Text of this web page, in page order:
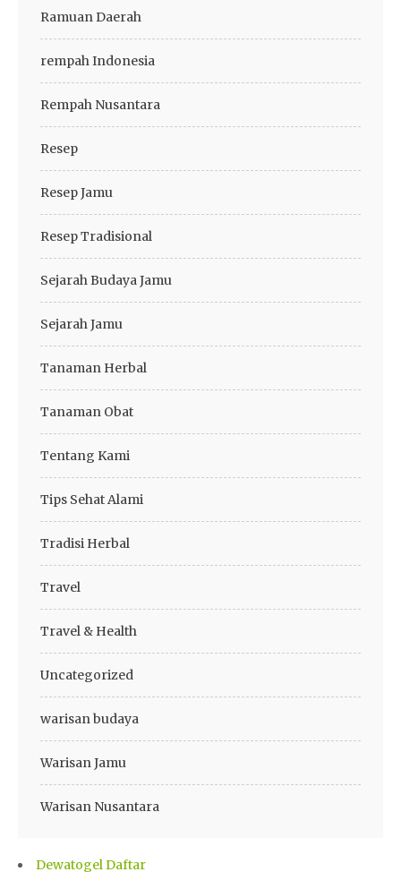
Ramuan Daerah
rempah Indonesia
Rempah Nusantara
Resep
Resep Jamu
Resep Tradisional
Sejarah Budaya Jamu
Sejarah Jamu
Tanaman Herbal
Tanaman Obat
Tentang Kami
Tips Sehat Alami
Tradisi Herbal
Travel
Travel & Health
Uncategorized
warisan budaya
Warisan Jamu
Warisan Nusantara
Dewatogel Daftar